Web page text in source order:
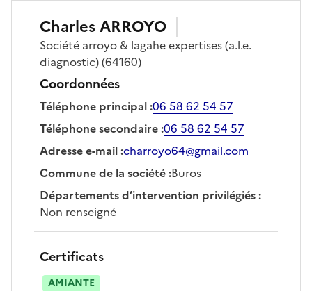
Charles ARROYO
Société arroyo & lagahe expertises (a.l.e.
diagnostic)(64160)
Coordonnées
Téléphone principal:06 58 62 54 57
Téléphone secondaire:06 58 62 54 57
Adresse e-mail:charroyo64@gmail.com
Commune de la société:Buros
Départements d’intervention privilégiés:
Non renseigné
Certificats
AMIANTE